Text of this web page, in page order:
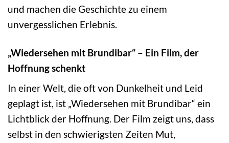
und machen die Geschichte zu einem
unvergesslichen Erlebnis.
„Wiedersehen mit Brundibar“ – Ein Film, der
Hoffnung schenkt
In einer Welt, die oft von Dunkelheit und Leid
geplagt ist, ist „Wiedersehen mit Brundibar“ ein
Lichtblick der Hoffnung. Der Film zeigt uns, dass
selbst in den schwierigsten Zeiten Mut,